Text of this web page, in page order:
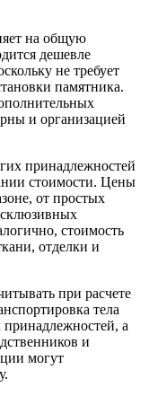
на общую
дешевле
не требует
памятника.
и организацией
принадлежностей
стоимости. Цены
от простых
стоимость
отделки и
при расчете
тела
принадлежностей, а
и
могут